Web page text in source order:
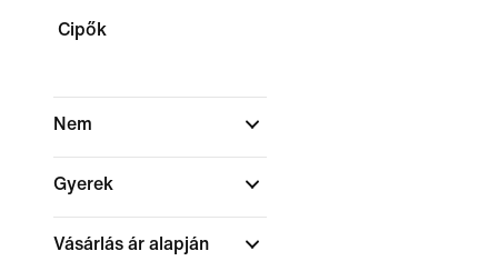
Cipők
Nem
Gyerek
Vásárlás ár alapján